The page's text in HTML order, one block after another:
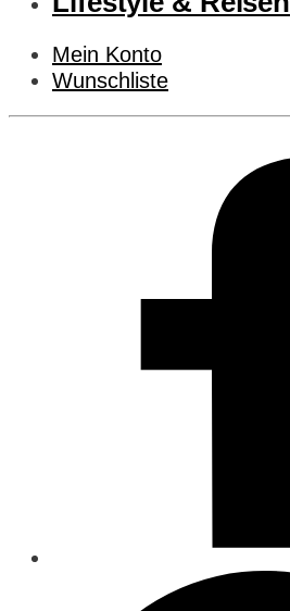
Mein Konto
Wunschliste